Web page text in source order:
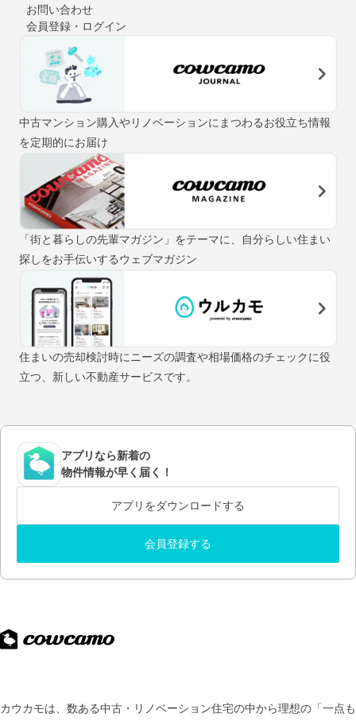
お問い合わせ
会員登録・ログイン
中古マンション購入やリノベーションにまつわるお役立ち情報
を定期的にお届け
「街と暮らしの先輩マガジン」をテーマに、自分らしい住まい
探しをお手伝いするウェブマガジン
住まいの売却検討時にニーズの調査や相場価格のチェックに役
立つ、新しい不動産サービスです。
アプリなら新着の
物件情報が早く届く！
アプリをダウンロードする
会員登録する
カウカモは、数ある中古・リノベーション住宅の中から理想の「一点も